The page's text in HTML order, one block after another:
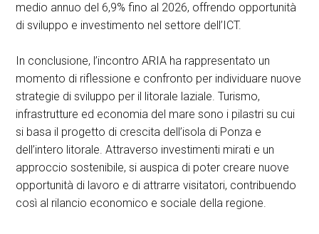
medio annuo del 6,9% fino al 2026, offrendo opportunità
di sviluppo e investimento nel settore dell’ICT.
In conclusione, l’incontro ARIA ha rappresentato un
momento di riflessione e confronto per individuare nuove
strategie di sviluppo per il litorale laziale. Turismo,
infrastrutture ed economia del mare sono i pilastri su cui
si basa il progetto di crescita dell’isola di Ponza e
dell’intero litorale. Attraverso investimenti mirati e un
approccio sostenibile, si auspica di poter creare nuove
opportunità di lavoro e di attrarre visitatori, contribuendo
così al rilancio economico e sociale della regione.